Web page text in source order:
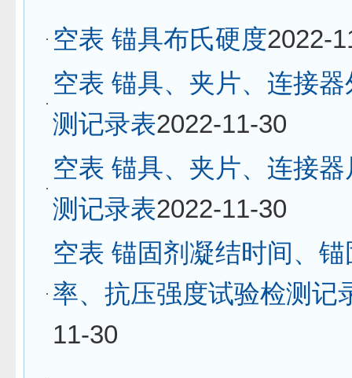
空表 锚具布氏硬度2022-
空表 锚具、夹片、连接
测记录表2022-11-30
空表 锚具、夹片、连接
测记录表2022-11-30
空表 锚固剂凝结时间、
率、抗压强度试验检测记
11-30